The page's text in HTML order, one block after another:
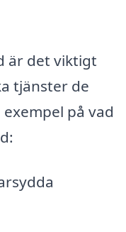
är det viktigt
tjänster de
på vad